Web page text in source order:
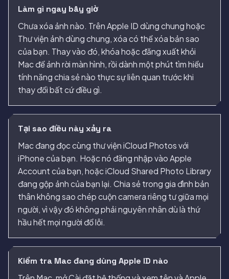
Làm gì ngay bây giờ
Chưa xóa ảnh nào. Trên Apple ID dùng chung hoặc
Thư viện ảnh dùng chung, xóa có thể xóa bản sao
của bạn. Thay vào đó, khóa hoặc đăng xuất khỏi
Mac để ảnh rời màn hình, rồi dành một phút tìm hiểu
tính năng chia sẻ nào thực sự liên quan trước khi
thay đổi bất cứ điều gì.
Tại sao điều này xảy ra
Mac đang đọc cùng thư viện iCloud Photos với
iPhone của bạn. Hoặc nó đăng nhập vào Apple
Account của bạn, hoặc iCloud Shared Photo Library
đang gộp ảnh của bạn lại. Chia sẻ trong gia đình bản
thân không sao chép cuộn camera riêng tư giữa mọi
người, vì vậy đó không phải nguyên nhân dù là thứ
hầu hết mọi người đổ lỗi.
Kiểm tra Mac đang dùng Apple ID nào